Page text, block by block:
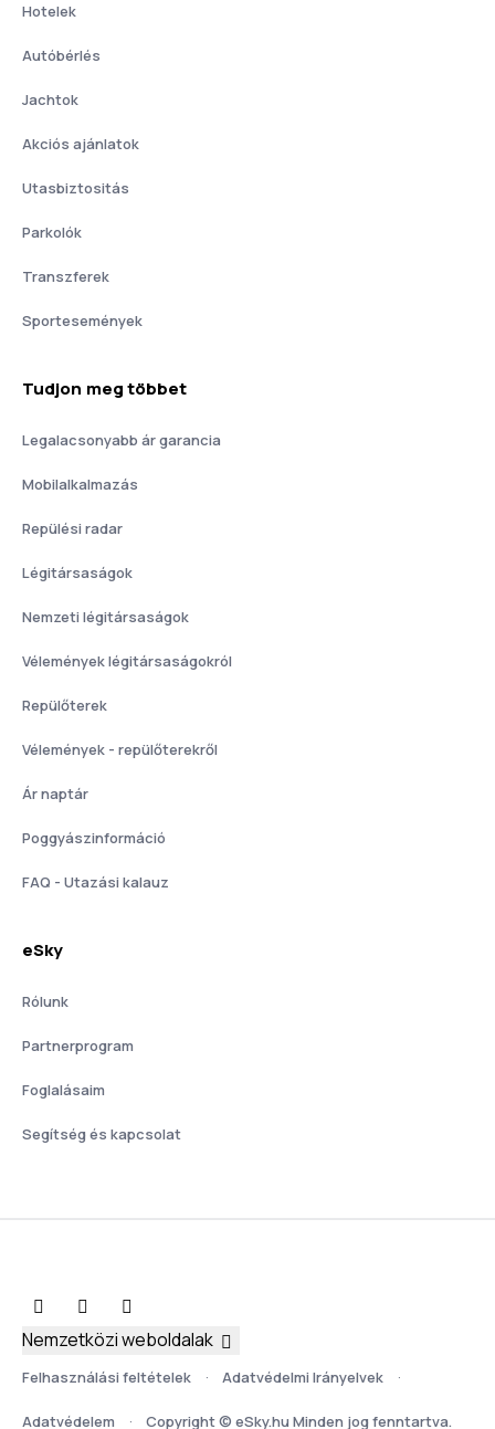
Hotelek
Autóbérlés
Jachtok
Akciós ajánlatok
Utasbiztositás
Parkolók
Transzferek
Sportesemények
Tudjon meg többet
Legalacsonyabb ár garancia
Mobilalkalmazás
Repülési radar
Légitársaságok
Nemzeti légitársaságok
Vélemények légitársaságokról
Repülőterek
Vélemények - repülőterekről
Ár naptár
Poggyászinformáció
FAQ - Utazási kalauz
eSky
Rólunk
Partnerprogram
Foglalásaim
Segítség és kapcsolat
Felhasználási feltételek Adatvédelmi Irányelvek
Adatvédelem Copyright © eSky.hu Minden jog fenntartva.
Nemzetközi weboldalak